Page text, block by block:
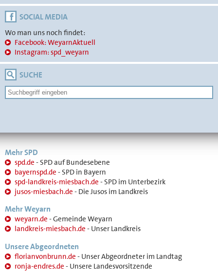
SOCIAL MEDIA
Wo man uns noch findet:
Facebook: WeyarnAktuell
Instagram: spd_weyarn
SUCHE
Mehr SPD
spd.de - SPD auf Bundesebene
bayernspd.de - SPD in Bayern
spd-landkreis-miesbach.de - SPD im Unterbezirk
jusos-miesbach.de - Die Jusos im Landkreis
Mehr Weyarn
weyarn.de - Gemeinde Weyarn
landkreis-miesbach.de - Unser Landkreis
Unsere Abgeordneten
florianvonbrunn.de - Unser Abgeordneter im Landtag
ronja-endres.de - Unsere Landesvorsitzende